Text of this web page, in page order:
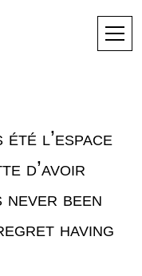
M
e
été l’espace
d’avoir
been
having